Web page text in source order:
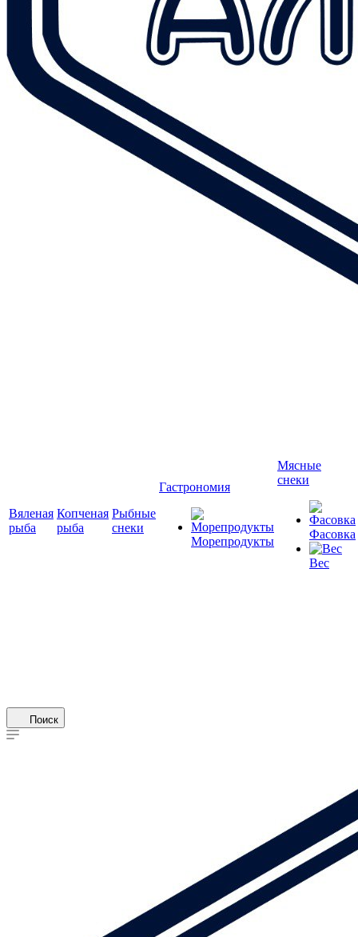
Вяленая
рыба
Копченая
рыба
Рыбные
снеки
Гастрономия
Морепродукты
Мясные
снеки
Фасовка
Вес
Поиск